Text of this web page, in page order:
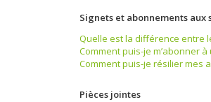
Signets et abonnements aux
Quelle est la différence entre
Comment puis-je m’abonner
Comment puis-je résilier mes
Pièces jointes